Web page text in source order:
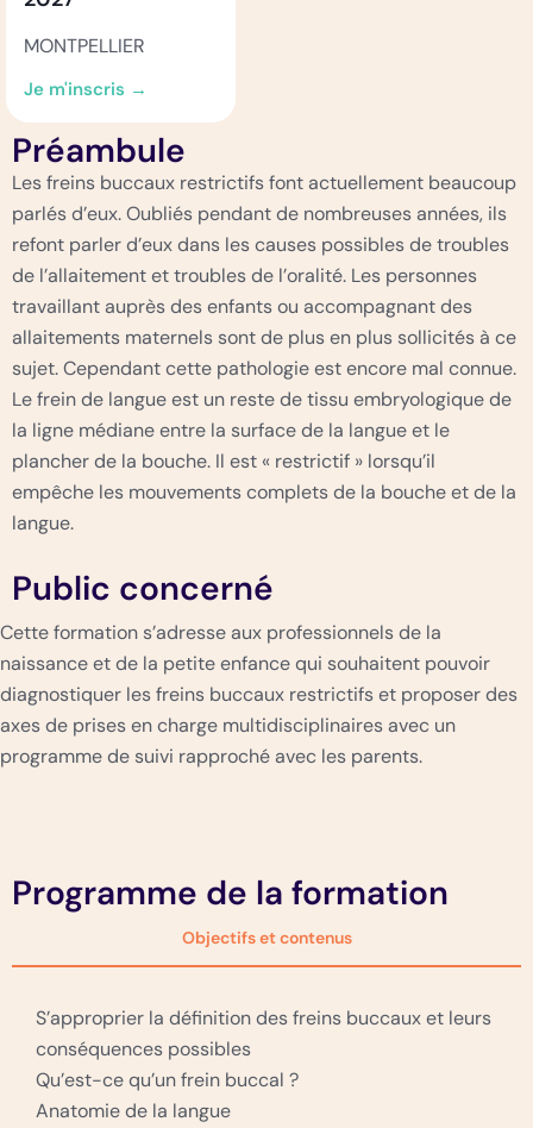
MONTPELLIER
Je m'inscris →
Préambule
Les freins buccaux restrictifs font actuellement beaucoup
parlés d’eux. Oubliés pendant de nombreuses années, ils
refont parler d’eux dans les causes possibles de troubles
de l’allaitement et troubles de l’oralité. Les personnes
travaillant auprès des enfants ou accompagnant des
allaitements maternels sont de plus en plus sollicités à ce
sujet. Cependant cette pathologie est encore mal connue.
Le frein de langue est un reste de tissu embryologique de
la ligne médiane entre la surface de la langue et le
plancher de la bouche. Il est « restrictif » lorsqu’il
empêche les mouvements complets de la bouche et de la
langue.
Public concerné
Cette formation s’adresse aux professionnels de la
naissance et de la petite enfance qui souhaitent pouvoir
diagnostiquer les freins buccaux restrictifs et proposer des
axes de prises en charge multidisciplinaires avec un
programme de suivi rapproché avec les parents.
Programme de la formation
Objectifs et contenus
S’approprier la définition des freins buccaux et leurs
conséquences possibles
Qu’est-ce qu’un frein buccal ?
Anatomie de la langue